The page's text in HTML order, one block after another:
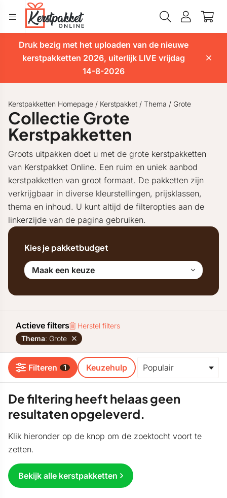
Druk bezig met het uploaden van de nieuwe
kerstpakketten 2026, uiterlijk LIVE vrijdag
14-8-2026
Kerstpakketten Homepage / Kerstpakket / Thema / Grote
Collectie Grote
Kerstpakketten
Groots uitpakken doet u met de grote kerstpakketten
van Kerstpakket Online. Een ruim en uniek aanbod
kerstpakketten van groot formaat. De pakketten zijn
verkrijgbaar in diverse kleurstellingen, prijsklassen,
thema en inhoud. U kunt altijd de filteropties aan de
linkerzijde van de pagina gebruiken.
Kies je pakketbudget
Maak een keuze
Actieve filters
Herstel filters
Thema: Grote
Filteren 1 Keuzehulp
De filtering heeft helaas geen
resultaten opgeleverd.
Klik hieronder op de knop om de zoektocht voort te
zetten.
Bekijk alle kerstpakketten